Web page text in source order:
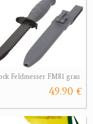
Feldmesser FM81 grau
49.90 €